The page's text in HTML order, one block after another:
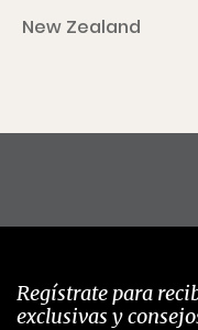
New Zealand
Regístrate para
exclusivas y